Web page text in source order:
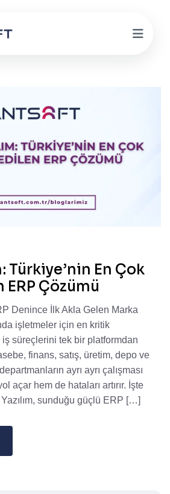
Türkiye’nin En Çok
Çözümü
Denince İlk Akla Gelen Marka
işletmeler için en kritik
süreçlerini tek bir platformdan
finans, satış, üretim, depo ve
ayrı ayrı çalışması
açar hem de hataları artırır. İşte
sunduğu güçlü ERP […]